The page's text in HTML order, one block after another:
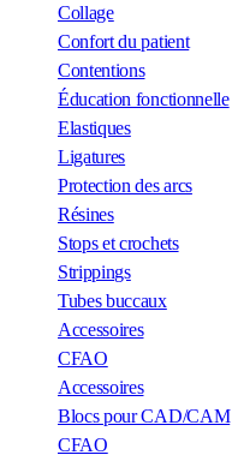
Collage
Confort du patient
Contentions
Éducation fonctionnelle
Elastiques
Ligatures
Protection des arcs
Résines
Stops et crochets
Strippings
Tubes buccaux
Accessoires
CFAO
Accessoires
Blocs pour CAD/CAM
CFAO